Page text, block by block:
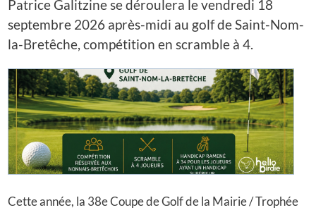
Patrice Galitzine se déroulera le vendredi 18
septembre 2026 après-midi au golf de Saint-Nom-
la-Bretêche, compétition en scramble à 4.
Cette année, la 38e Coupe de Golf de la Mairie / Trophée